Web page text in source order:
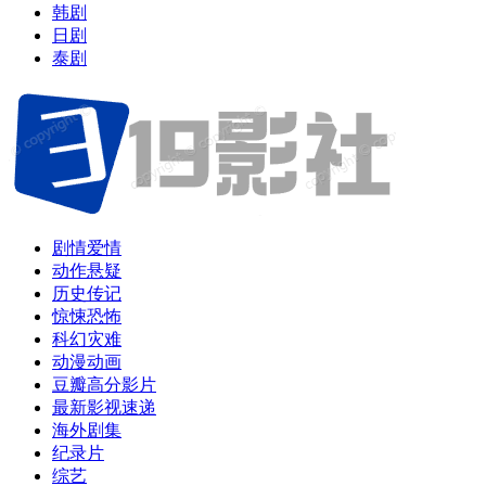
韩剧
日剧
泰剧
剧情爱情
动作悬疑
历史传记
惊悚恐怖
科幻灾难
动漫动画
豆瓣高分影片
最新影视速递
海外剧集
纪录片
综艺